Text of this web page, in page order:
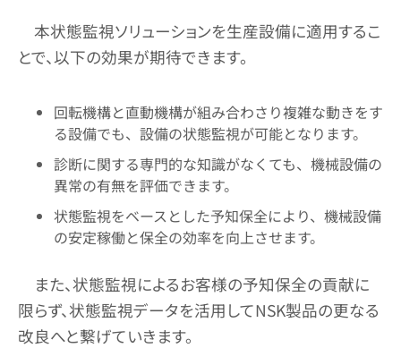
本状態監視ソリューションを生産設備に適用するこ
とで、以下の効果が期待できます。
回転機構と直動機構が組み合わさり複雑な動きをす
る設備でも、設備の状態監視が可能となります。
診断に関する専門的な知識がなくても、機械設備の
異常の有無を評価できます。
状態監視をベースとした予知保全により、機械設備
の安定稼働と保全の効率を向上させます。
また、状態監視によるお客様の予知保全の貢献に
限らず、状態監視データを活用してNSK製品の更なる
改良へと繋げていきます。